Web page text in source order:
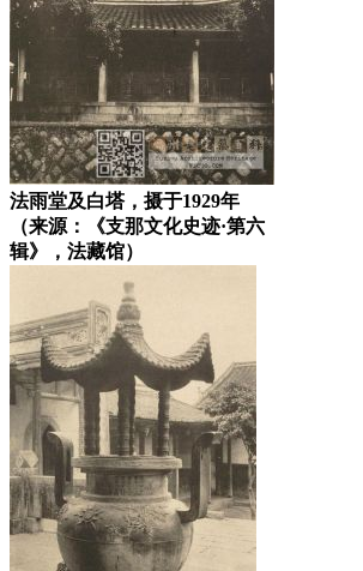
法雨堂及白塔，摄于1929年
（来源：《支那文化史迹·第六
辑》，法藏馆）